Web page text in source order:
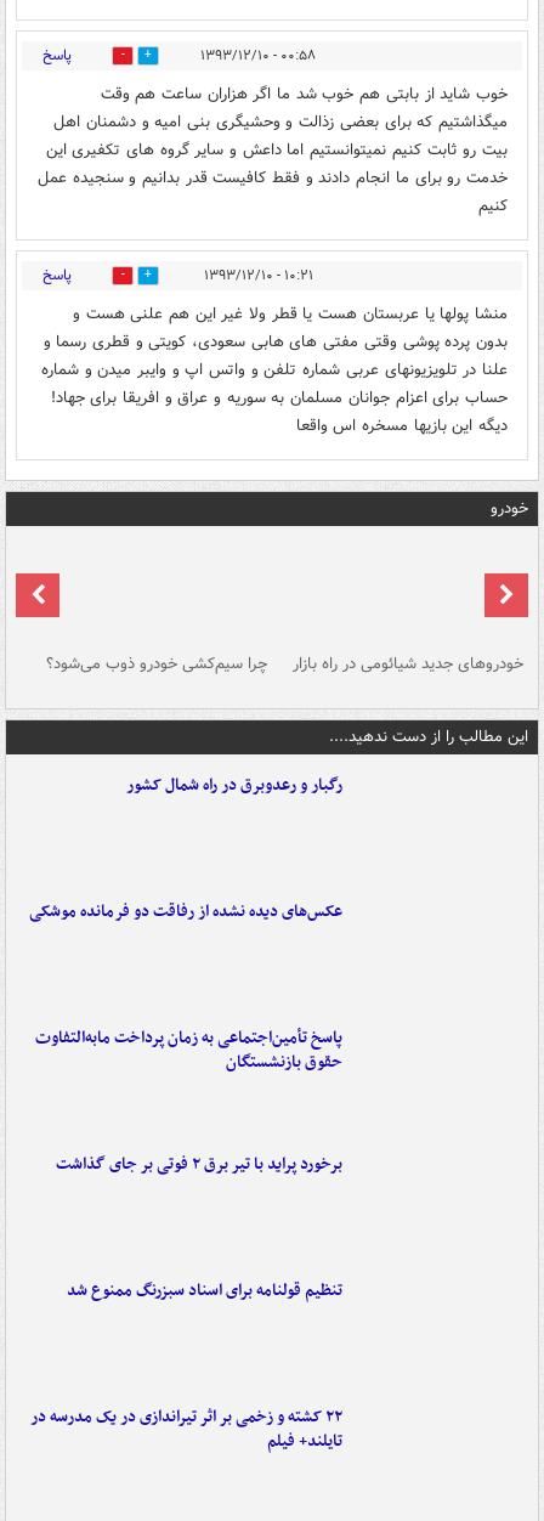
۰۰:۵۸ - ۱۳۹۳/۱۲/۱۰ 0 پاسخ
خوب شاید از بابتی هم خوب شد ما اگر هزاران ساعت هم وقت
میگذاشتیم که برای بعضی زذالت و وحشیگری بنی امیه و دشمنان اهل
بیت رو ثابت کنیم نمیتوانستیم اما داعش و سایر گروه های تکفیری این
خدمت رو برای ما انجام دادند و فقط کافیست قدر بدانیم و سنجیده عمل
کنیم
۱۰:۲۱ - ۱۳۹۳/۱۲/۱۰ 0 پاسخ
منشا پولها یا عربستان هست یا قطر ولا غیر این هم علنی هست و
بدون پرده پوشی وقتی مفتی های هابی سعودی، کویتی و قطری رسما و
علنا در تلویزیونهای عربی شماره تلفن و واتس اپ و وایبر میدن و شماره
حساب برای اعزام جوانان مسلمان به سوریه و عراق و افریقا برای جهاد!
دیگه این بازیها مسخره اس واقعا
خودرو
خودروهای جدید شیائومی در راه بازار چرا سیم‌کشی خودرو ذوب می‌شود؟
این مطالب را از دست ندهید....
رگبار و رعدوبرق در راه شمال کشور
عکس‌های دیده نشده از رفاقت دو فرمانده‌ موشکی
پاسخ تأمین‌اجتماعی به زمان پرداخت مابه‌التفاوت
حقوق بازنشستگان
برخورد پراید با تیر برق ۲ فوتی بر جای گذاشت
تنظیم قولنامه برای اسناد سبزرنگ ممنوع شد
۲۲ کشته و زخمی بر اثر تیراندازی در یک مدرسه در
تایلند+ فیلم